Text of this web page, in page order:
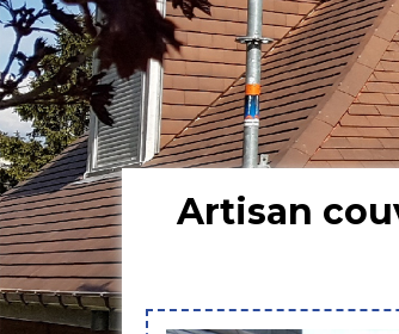
Artisan